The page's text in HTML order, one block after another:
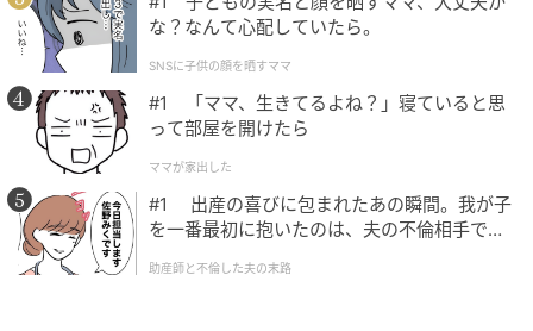
#1 「ママ、生きてるよね？」寝ていると思
って部屋を開けたら
の記事をもっとみる
な？なんて心配していたら。
SNSに子供の顔を晒すママ
#1 「ママ、生きてるよね？」寝ていると思
って部屋を開けたら
ママが家出した
#1 出産の喜びに包まれたあの瞬間。我が子
を一番最初に抱いたのは、夫の不倫相手でし
助産師と不倫した夫の末路